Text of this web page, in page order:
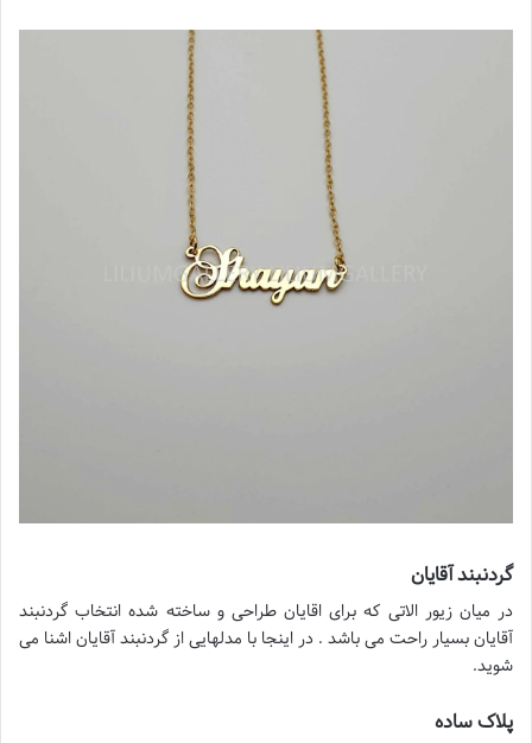
گردنبند آقایان
در میان زیور الاتی که برای اقایان طراحی و ساخته شده انتخاب گردنبند
آقایان بسیار راحت می باشد . در اینجا با مدلهایی از گردنبند آقایان اشنا می
شوید.
پلاک ساده